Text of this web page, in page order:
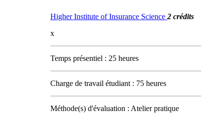
Higher Institute of Insurance Science 2 crédits
x
Temps présentiel : 25 heures
Charge de travail étudiant : 75 heures
Méthode(s) d'évaluation : Atelier pratique